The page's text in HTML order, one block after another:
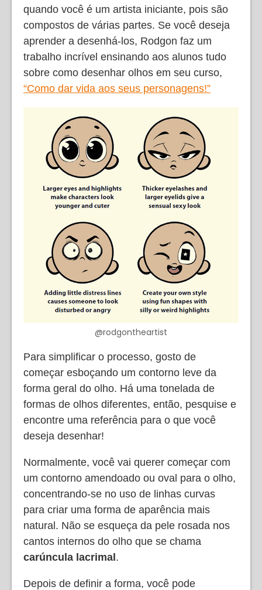
quando você é um artista iniciante, pois são
compostos de várias partes. Se você deseja
aprender a desenhá-los, Rodgon faz um
trabalho incrível ensinando aos alunos tudo
sobre como desenhar olhos em seu curso,
“Como dar vida aos seus personagens!”
@rodgontheartist
Para simplificar o processo, gosto de
começar esboçando um contorno leve da
forma geral do olho. Há uma tonelada de
formas de olhos diferentes, então, pesquise e
encontre uma referência para o que você
deseja desenhar!
Normalmente, você vai querer começar com
um contorno amendoado ou oval para o olho,
concentrando-se no uso de linhas curvas
para criar uma forma de aparência mais
natural. Não se esqueça da pele rosada nos
cantos internos do olho que se chama
carúncula lacrimal.
Depois de definir a forma, você pode